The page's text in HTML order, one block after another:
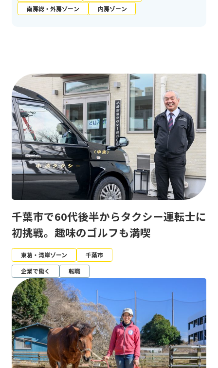
南房総・外房ゾーン
内房ゾーン
千葉市で60代後半からタクシー運転士に
初挑戦。趣味のゴルフも満喫
東葛・湾岸ゾーン
千葉市
企業で働く
転職